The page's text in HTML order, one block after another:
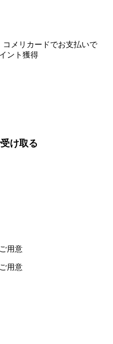
コメリカードでお支払いで
ント獲得
け取る
用意
用意